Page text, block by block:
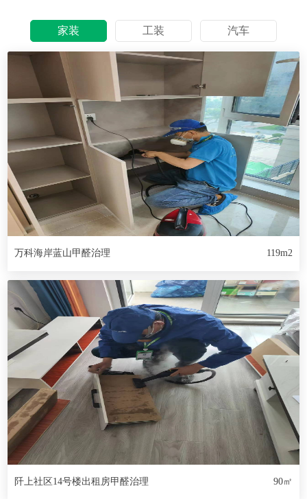
家装 工装 汽车
万科海岸蓝山甲醛治理 119m2
阡上社区14号楼出租房甲醛治理 90㎡